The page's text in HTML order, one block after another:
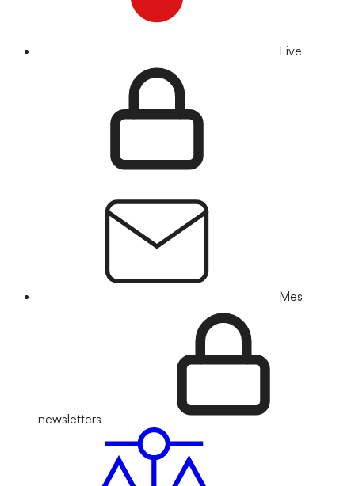
Live
Mes
newsletters